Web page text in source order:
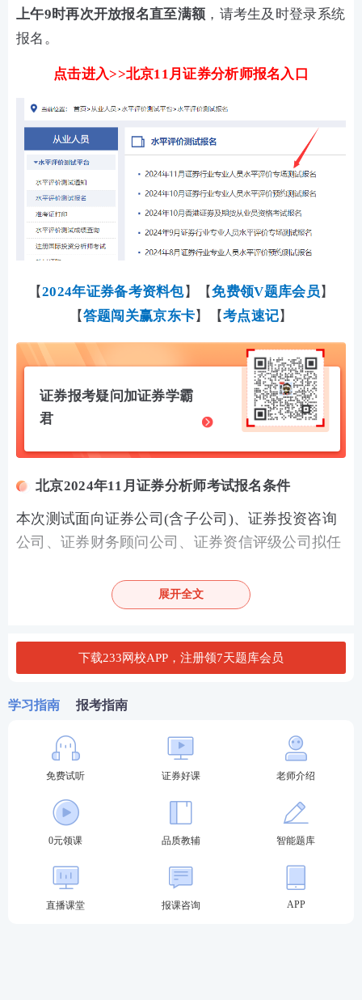
上午9时再次开放报名直至满额 ，请考生及时登录系统
报名。
点击进入>>北京11月证券分析师报名入口
【2024年证券备考资料包】【免费领V题库会员 】
【答题闯关赢京东卡】【考点速记】
证券报考疑问加证券学霸
君
北京2024年11月证券分析师考试报名条件
本次测试面向证券公司(含子公司)、证券投资咨询
公司、证券财务顾问公司、证券资信评级公司拟任
级管理人员及从业人员和符合《证券行业专业人员
水平评价测试实施细则》（下称《测试细则》）第
件的考生基本信息录入到报名系统后，考生即可登
一般业务水平评价测试达到基本要求且在有效期内
，或符合《
证券公司董事、监事、高级管理人员及
从业人员管理规则
第十条规定的相关人员,可报名参
加专项业务水平评价测试。
历】【年龄】【工作年限】进行在线查询。
↓↓证券报考条件在线查询工具↓↓
展开全文
下载233网校APP，注册领7天题库会员
学习指南 报考指南
免费试听 证券好课 老师介绍
0元领课 品质教辅 智能题库
直播课堂 报课咨询 APP